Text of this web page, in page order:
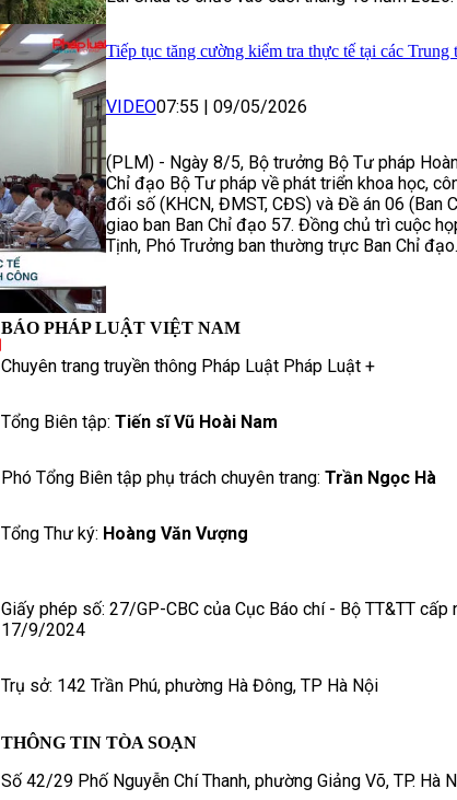
Tiếp tục tăng cường kiểm tra thực tế tại các Trung
VIDEO07:55 | 09/05/2026
(PLM) - Ngày 8/5, Bộ trưởng Bộ Tư pháp
Chỉ đạo Bộ Tư pháp về phát triển khoa học,
đổi số (KHCN, ĐMST, CĐS) và Đề án 06 (Ban
giao ban Ban Chỉ đạo 57. Đồng chủ trì cuộc
Tịnh, Phó Trưởng ban thường trực Ban Chỉ đạo.
BÁO PHÁP LUẬT VIỆT NAM
Chuyên trang truyền thông Pháp Luật Pháp Luật +
Tổng Biên tập: Tiến sĩ Vũ Hoài Nam
Phó Tổng Biên tập phụ trách chuyên trang: Trần Ngọc Hà
Tổng Thư ký: Hoàng Văn Vượng
Giấy phép số: 27/GP-CBC của Cục Báo chí - Bộ TT&TT cấp
17/9/2024
Trụ sở: 142 Trần Phú, phường Hà Đông, TP Hà Nội
THÔNG TIN TÒA SOẠN
Số 42/29 Phố Nguyễn Chí Thanh, phường Giảng Võ, TP. Hà